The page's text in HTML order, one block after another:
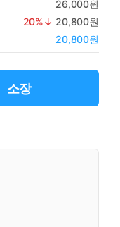
26,000원
20%↓ 20,800원
20,800원
소장